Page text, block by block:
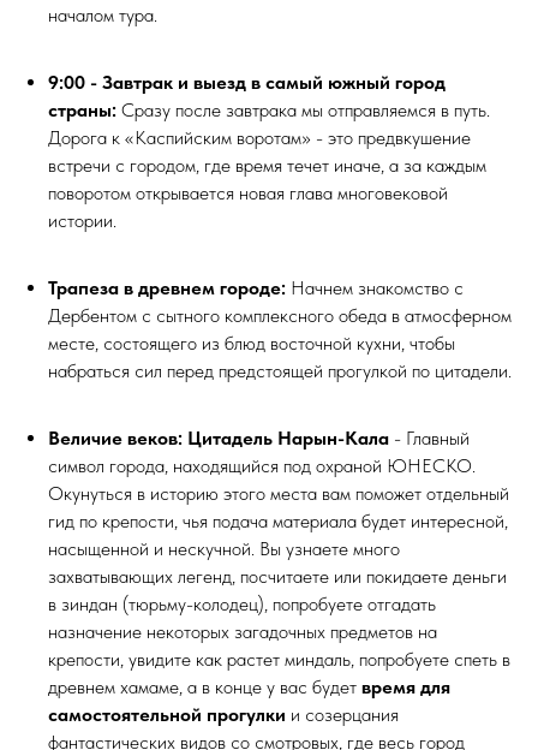
началом тура.
9:00 - Завтрак и выезд в самый южный город
страны: Сразу после завтрака мы отправляемся в путь.
Дорога к «Каспийским воротам» - это предвкушение
встречи с городом, где время течет иначе, а за каждым
поворотом открывается новая глава многовековой
истории.
Трапеза в древнем городе: Начнем знакомство с
Дербентом с сытного комплексного обеда в атмосферном
месте, состоящего из блюд восточной кухни, чтобы
набраться сил перед предстоящей прогулкой по цитадели.
Величие веков: Цитадель Нарын-Кала - Главный
символ города, находящийся под охраной ЮНЕСКО.
Окунуться в историю этого места вам поможет отдельный
гид по крепости, чья подача материала будет интересной,
насыщенной и нескучной. Вы узнаете много
захватывающих легенд, посчитаете или покидаете деньги
в зиндан (тюрьму-колодец), попробуете отгадать
назначение некоторых загадочных предметов на
крепости, увидите как растет миндаль, попробуете спеть в
древнем хамаме, а в конце у вас будет время для
самостоятельной прогулки и созерцания
фантастических видов со смотровых, где весь город